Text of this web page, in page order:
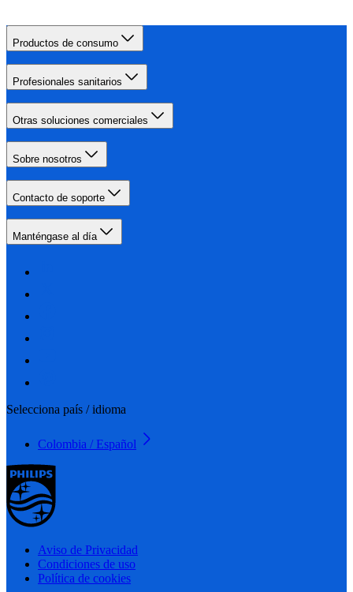
Productos de consumo
Profesionales sanitarios
Otras soluciones comerciales
Sobre nosotros
Contacto de soporte
Manténgase al día
Selecciona país / idioma
Colombia / Español
Aviso de Privacidad
Condiciones de uso
Política de cookies